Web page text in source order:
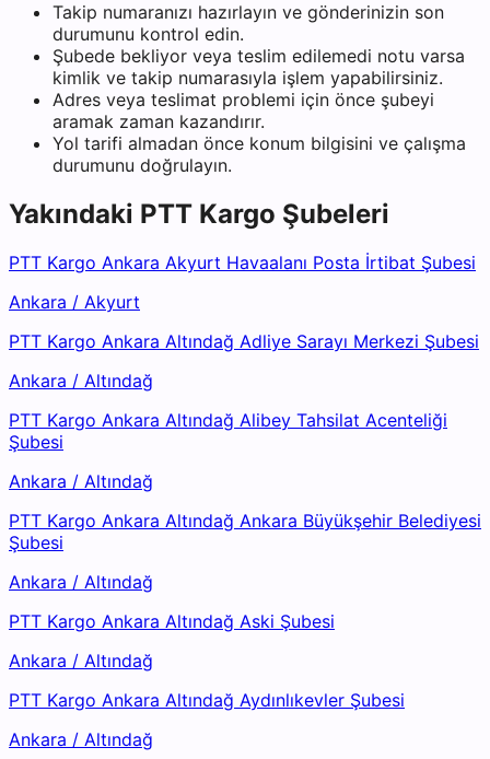
Takip numaranızı hazırlayın ve gönderinizin son
durumunu kontrol edin.
Şubede bekliyor veya teslim edilemedi notu varsa
kimlik ve takip numarasıyla işlem yapabilirsiniz.
Adres veya teslimat problemi için önce şubeyi
aramak zaman kazandırır.
Yol tarifi almadan önce konum bilgisini ve çalışma
durumunu doğrulayın.
Yakındaki PTT Kargo Şubeleri
PTT Kargo Ankara Akyurt Havaalanı Posta İrtibat Şubesi
Ankara / Akyurt
PTT Kargo Ankara Altındağ Adliye Sarayı Merkezi Şubesi
Ankara / Altındağ
PTT Kargo Ankara Altındağ Alibey Tahsilat Acenteliği
Şubesi
Ankara / Altındağ
PTT Kargo Ankara Altındağ Ankara Büyükşehir Belediyesi
Şubesi
Ankara / Altındağ
PTT Kargo Ankara Altındağ Aski Şubesi
Ankara / Altındağ
PTT Kargo Ankara Altındağ Aydınlıkevler Şubesi
Ankara / Altındağ